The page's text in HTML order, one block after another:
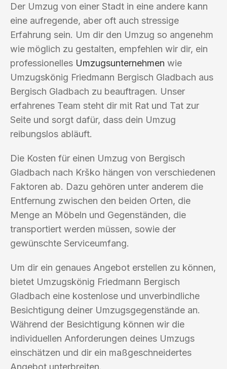
Der Umzug von einer Stadt in eine andere kann
eine aufregende, aber oft auch stressige
Erfahrung sein. Um dir den Umzug so angenehm
wie möglich zu gestalten, empfehlen wir dir, ein
professionelles Umzugsunternehmen wie
Umzugskönig Friedmann Bergisch Gladbach aus
Bergisch Gladbach zu beauftragen. Unser
erfahrenes Team steht dir mit Rat und Tat zur
Seite und sorgt dafür, dass dein Umzug
reibungslos abläuft.
Die Kosten für einen Umzug von Bergisch
Gladbach nach Krško hängen von verschiedenen
Faktoren ab. Dazu gehören unter anderem die
Entfernung zwischen den beiden Orten, die
Menge an Möbeln und Gegenständen, die
transportiert werden müssen, sowie der
gewünschte Serviceumfang.
Um dir ein genaues Angebot erstellen zu können,
bietet Umzugskönig Friedmann Bergisch
Gladbach eine kostenlose und unverbindliche
Besichtigung deiner Umzugsgegenstände an.
Während der Besichtigung können wir die
individuellen Anforderungen deines Umzugs
einschätzen und dir ein maßgeschneidertes
Angebot unterbreiten.